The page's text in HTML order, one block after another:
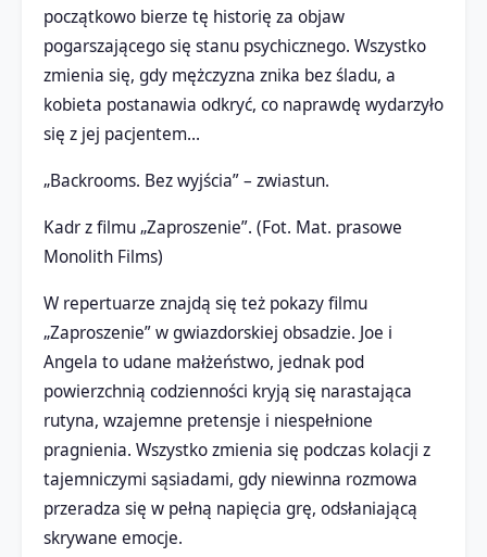
początkowo bierze tę historię za objaw
pogarszającego się stanu psychicznego. Wszystko
zmienia się, gdy mężczyzna znika bez śladu, a
kobieta postanawia odkryć, co naprawdę wydarzyło
się z jej pacjentem…
„Backrooms. Bez wyjścia” – zwiastun.
Kadr z filmu „Zaproszenie”. (Fot. Mat. prasowe
Monolith Films)
W repertuarze znajdą się też pokazy filmu
„Zaproszenie” w gwiazdorskiej obsadzie. Joe i
Angela to udane małżeństwo, jednak pod
powierzchnią codzienności kryją się narastająca
rutyna, wzajemne pretensje i niespełnione
pragnienia. Wszystko zmienia się podczas kolacji z
tajemniczymi sąsiadami, gdy niewinna rozmowa
przeradza się w pełną napięcia grę, odsłaniającą
skrywane emocje.